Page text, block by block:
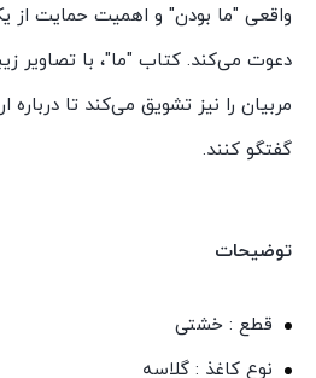
واقعی "ما بودن" و اهمیت حمایت از
دعوت می‌کند. کتاب "ما"، با تصاویر
مربیان را نیز تشویق می‌کند تا
گفتگو کنند.
توضیحات
قطع : خشتی
نوع کاغذ : گلاسه